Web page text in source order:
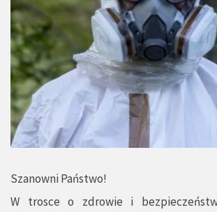
Szanowni Państwo!
W trosce o zdrowie i